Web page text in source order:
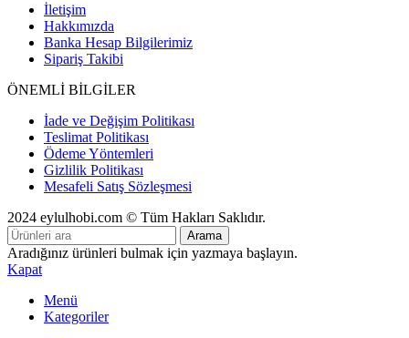
İletişim
Hakkımızda
Banka Hesap Bilgilerimiz
Sipariş Takibi
ÖNEMLİ BİLGİLER
İade ve Değişim Politikası
Teslimat Politikası
Ödeme Yöntemleri
Gizlilik Politikası
Mesafeli Satış Sözleşmesi
2024 eylulhobi.com © Tüm Hakları Saklıdır.
Arama
Aradığınız ürünleri bulmak için yazmaya başlayın.
Kapat
Menü
Kategoriler